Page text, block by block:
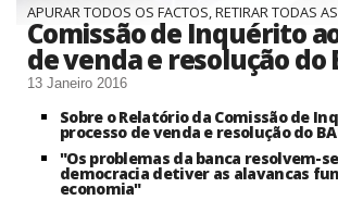
APURAR TODOS OS FACTOS, RETIRAR TODAS
Comissão de Inquérito
de venda e resolução do
13 Janeiro 2016
Sobre o Relatório da Comissão de
processo de venda e resolução do
"Os problemas da banca resolvem-
democracia detiver as alavancas
economia"